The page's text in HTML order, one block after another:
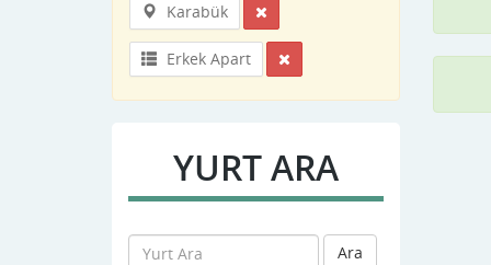
Karabük
Erkek Apart
YURT ARA
Ara